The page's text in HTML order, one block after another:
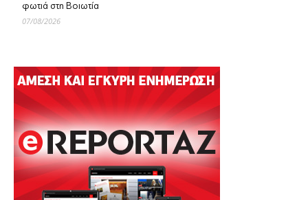
φωτιά στη Βοιωτία
07/08/2026